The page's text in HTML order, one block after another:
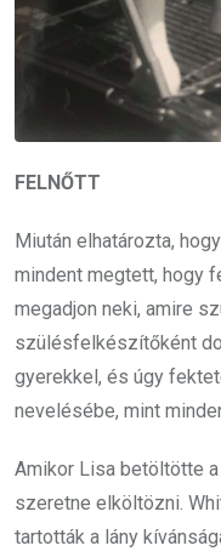
FELNŐTT
Miután elhatározta,
mindent megtett, hogy
megadjon neki, amire
szülésfelkészítőként
gyerekkel, és úgy
nevelésébe, mint
Amikor Lisa betöltötte
szeretne elköltözni.
tartották a lány